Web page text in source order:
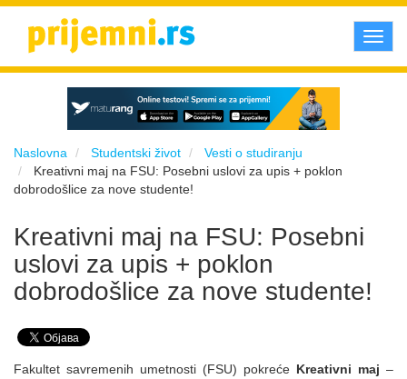
Naslovna Studentski život
Vesti o studiranju
Kreativni maj na FSU: Posebni uslovi za upis + poklon
dobrodošlice za nove studente!
Kreativni maj na FSU: Posebni
uslovi za upis + poklon
dobrodošlice za nove studente!
Fakultet savremenih umetnosti (FSU) pokreće Kreativni maj –